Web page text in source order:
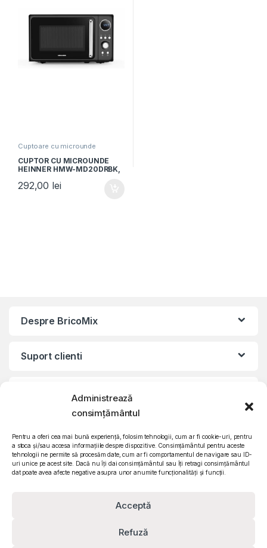
Administrează
consimțământul
Pentru a oferi cea mai bună experiență, folosim tehnologii, cum ar fi cookie-uri, pentru
a stoca și/sau accesa informațiile despre dispozitive. Consimțământul pentru aceste
tehnologii ne permite să procesăm date, cum ar fi comportamentul de navigare sau ID-
uri unice pe acest site. Dacă nu îți dai consimțământul sau îți retragi consimțământul
dat poate avea afecte negative asupra unor anumite funcționalități și funcții.
Acceptă
Refuză
Cuptoare cu microunde
CUPTOR CU MICROUNDE
HEINNER HMW-MD20DRBK,
20L, Control digital, 5 trepte
292,00 lei
Despre BricoMix
Suport clienti
CIF: RO15571358 | Reg. com: J26/839/2003